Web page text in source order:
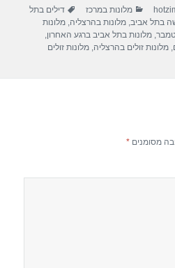
gr
a
e
קטגוריות
מלונות במרכז תגיות
דילים בתל
בתל אביב,מלונות בהרצליה,מלונות
,מלונות בתל אביב ברגע האחרון,
,מלונות זולים בהרצליה,מלונות זולים
מסומנים*